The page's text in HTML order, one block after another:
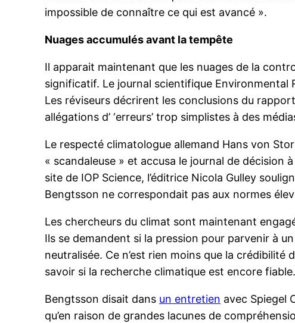
impossible de connaître ce qui est avancé ».
Nuages accumulés avant la tempête
Il apparait maintenant que les nuages de la
significatif. Le journal scientifique Environmental
Les réviseurs décrirent les conclusions du
allégations d’ ‘erreurs’ trop simplistes à des
Le respecté climatologue allemand Hans von
« scandaleuse » et accusa le journal de
site de IOP Science, l’éditrice Nicola Gulley
Bengtsson ne correspondait pas aux normes
Les chercheurs du climat sont maintenant
Ils se demandent si la pression pour parvenir à
neutralisée. Ce n’est rien moins que la
savoir si la recherche climatique est encore fiable.
Bengtsson disait dans un entretien avec Spiegel
qu’en raison de grandes lacunes de